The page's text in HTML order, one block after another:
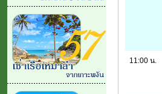
11:00 น.